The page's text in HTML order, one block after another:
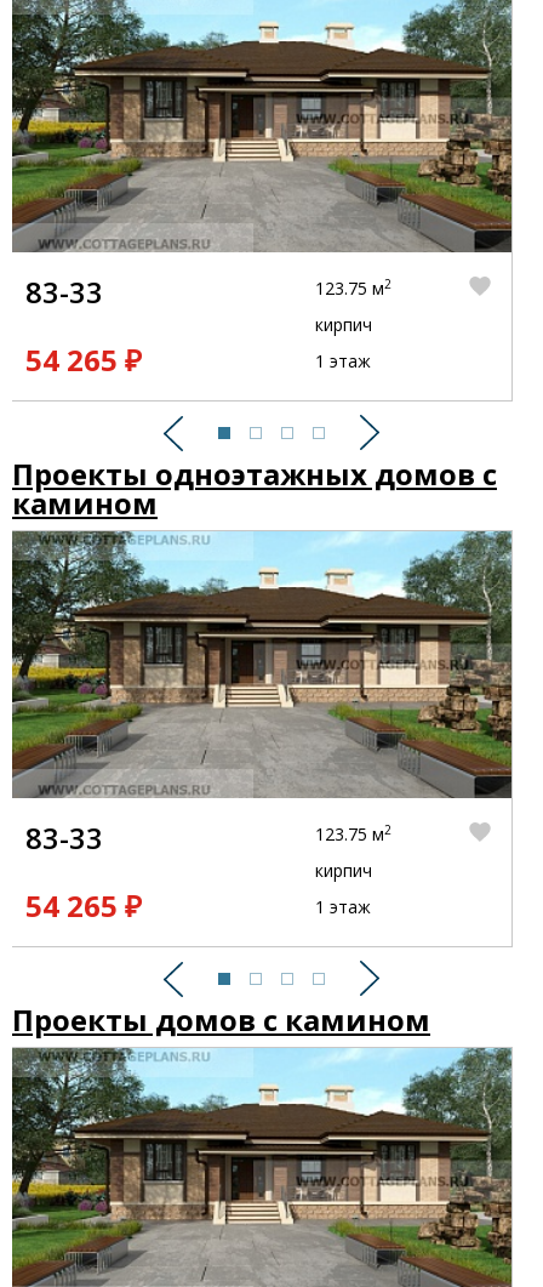
Предыдущий Следующий
83-33
54 265 ₽
123.75 м2
кирпич
1 этаж
Проекты одноэтажных домов с
камином
Предыдущий Следующий
83-33
54 265 ₽
123.75 м2
кирпич
1 этаж
Проекты домов с камином